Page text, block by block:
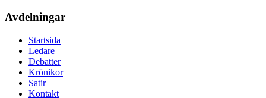
Avdelningar
Startsida
Ledare
Debatter
Krönikor
Satir
Kontakt